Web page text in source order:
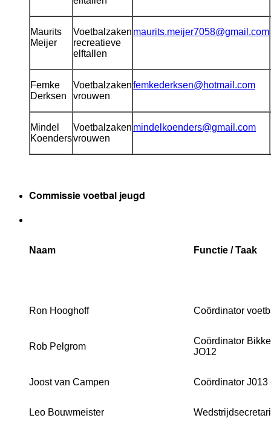
Maurits
Meijer
Voetbalzaken
recreatieve
elftallen
maurits.meijer7058@gmail.com
Femke
Derksen
Voetbalzaken
vrouwen
femkederksen@hotmail.com
Mindel
Koenders
Voetbalzaken
vrouwen
mindelkoenders@gmail.com
Commissie voetbal jeugd
Naam Functie / Taak
Ron Hooghoff Coördinator
Rob Pelgrom
Coördinator
JO12
Joost van Campen Coördinator J013
Leo Bouwmeister